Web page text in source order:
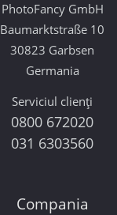
PhotoFancy GmbH
Baumarktstraße 10
30823 Garbsen
Germania
Serviciul clienți
0800 672020
031 6303560
Compania